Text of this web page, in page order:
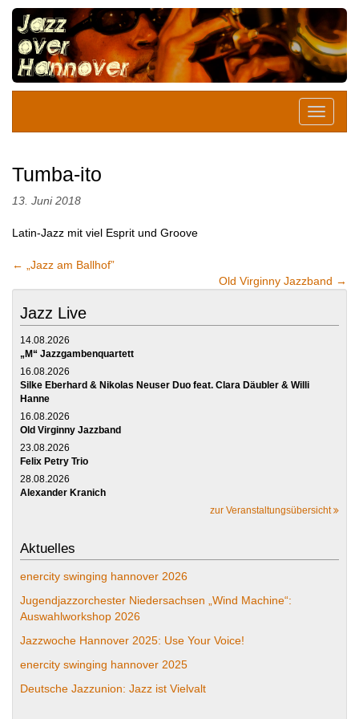
Tumba-ito
13. Juni 2018
Latin-Jazz mit viel Esprit und Groove
←
„Jazz am Ballhof”
Old Virginny Jazzband →
Jazz Live
14.08.2026
„M“ Jazzgambenquartett
16.08.2026
Silke Eberhard & Nikolas Neuser Duo feat. Clara Däubler & Willi
Hanne
16.08.2026
Old Virginny Jazzband
23.08.2026
Felix Petry Trio
28.08.2026
Alexander Kranich
zur Veranstaltungsübersicht
Aktuelles
enercity swinging hannover 2026
Jugendjazzorchester Niedersachsen „Wind Machine“:
Auswahlworkshop 2026
Jazzwoche Hannover 2025: Use Your Voice!
enercity swinging hannover 2025
Deutsche Jazzunion: Jazz ist Vielvalt